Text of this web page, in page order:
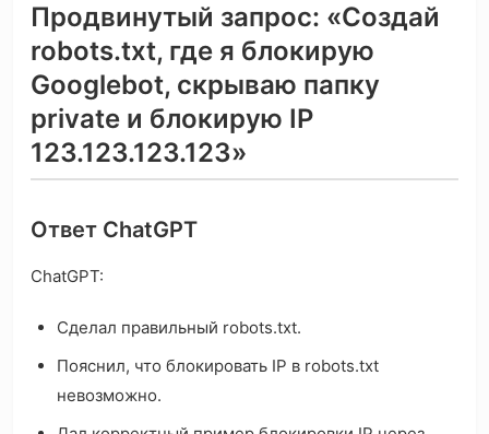
Продвинутый запрос: «Создай
robots.txt, где я блокирую
Googlebot, скрываю папку
private и блокирую IP
123.123.123.123»
Ответ ChatGPT
ChatGPT:
Сделал правильный robots.txt.
Пояснил, что блокировать IP в robots.txt
невозможно.